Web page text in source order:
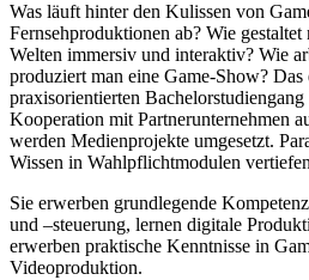
Was läuft hinter den Kulissen von
Fernsehproduktionen ab? Wie
Welten immersiv und interaktiv? Wie
produziert man eine Game-Show? Das
praxisorientierten
Kooperation mit Partnerunternehmen
werden Medienprojekte umgesetzt.
Wissen in Wahlpflichtmodulen
Sie erwerben grundlegende
und –steuerung, lernen digitale
erwerben praktische Kenntnisse in
Videoproduktion.